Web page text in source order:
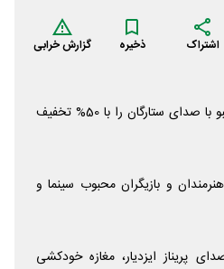
اشتراک ذخیره گزارش خرابی
کتاب های صوتی فیدیبو با صدای ستارگان را با 50% تخفیف
و بازیگران محبوب سینما و
پریناز ایزدیار، مغازه خودکشی